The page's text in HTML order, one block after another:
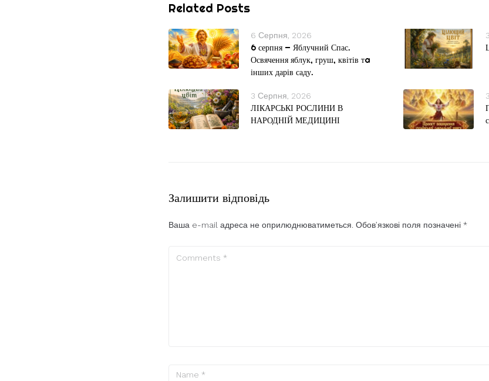
Related Posts
6 Серпня, 2026
6 серпня — Яблучний Спас.
Освячення яблук, груш, квітів тa
інших дарів саду.
3 Серпня, 2026
ЛІКАРСЬКІ РОСЛИНИ В
НАРОДНІЙ МЕДИЦИНІ
Залишити відповідь
Ваша e-mail адреса не оприлюднюватиметься. Обов’язкові поля позначені *